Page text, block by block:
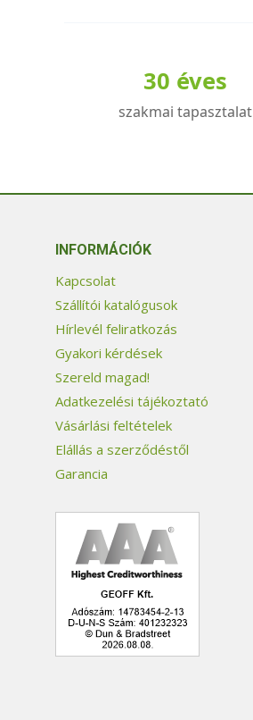
változatok30 éves
szakmai tapasztalat
INFORMÁCIÓK
Kapcsolat
Szállítói katalógusok
Hírlevél feliratkozás
Gyakori kérdések
Szereld magad!
Adatkezelési tájékoztató
Vásárlási feltételek
Elállás a szerződéstől
Garancia